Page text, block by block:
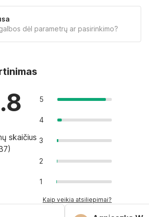
dėl parametrų ar pasirinkimo?
skaičius
)
5
4
3
2
1
Kaip veikia atsiliepimai?